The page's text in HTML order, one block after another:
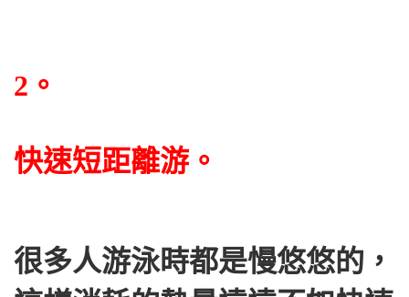
2。
快速短距離游。
很多人游泳時都是慢悠悠的，